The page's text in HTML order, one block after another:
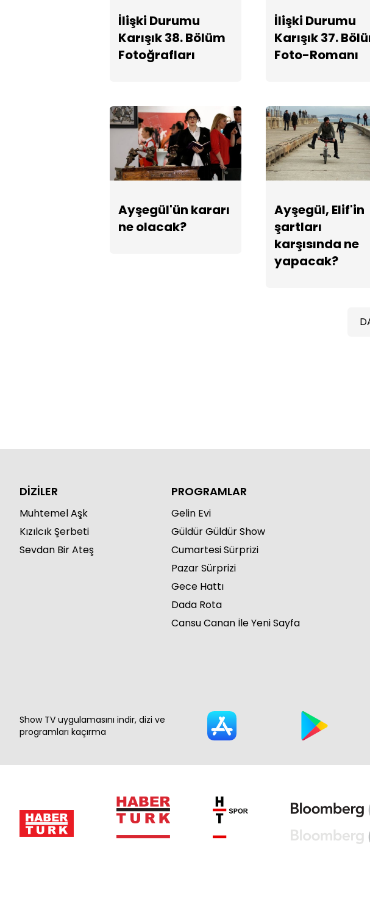
İlişki Durumu
Karışık 38. Bölüm
Fotoğrafları
İlişki Durumu
Karışık 37.
Foto-Romanı
Ayşegül'ün kararı
ne olacak?
Ayşegül, Elif'in
şartları
karşısında ne
yapacak?
DİZİLER
Muhtemel Aşk
Kızılcık Şerbeti
Sevdan Bir Ateş
PROGRAMLAR
Gelin Evi
Güldür Güldür Show
Cumartesi Sürprizi
Pazar Sürprizi
Gece Hattı
Dada Rota
Cansu Canan İle Yeni Sayfa
Show TV uygulamasını indir, dizi ve
programları kaçırma